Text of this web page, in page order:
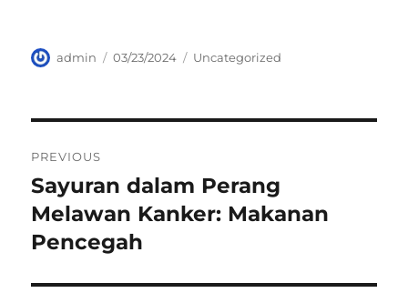
Author
admin
Posted
03/23/2024 Categories
Uncategorized
pos
PREVIOUS
Previous
post:
Sayuran dalam Perang
Melawan Kanker: Makanan
Pencegah